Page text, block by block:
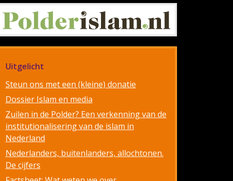
Uitgelicht
Steun ons met een (kleine) donatie
Dossier Islam en media
Zuilen in de Polder? Een verkenning van de
institutionalisering van de islam in
Nederland
Nederlanders, buitenlanders, allochtonen.
De cijfers